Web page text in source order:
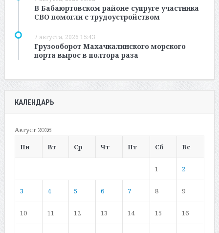
В Бабаюртовском районе супруге участника
СВО помогли с трудоустройством
7 августа, 2026 15:43
Грузооборот Махачкалинского морского
порта вырос в полтора раза
КАЛЕНДАРЬ
Август 2026
Пн
Вт Ср Чт Пт Сб Вс
1 2
3 4 5 6 7 8 9
10 11 12 13 14 15 16